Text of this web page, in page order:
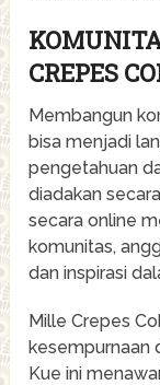
CREPES
Membangun
bisa menjadi
pengetahuan
diadakan
secara online
komunitas,
dan inspirasi
Mille Crepes
kesempurnaan
Kue ini